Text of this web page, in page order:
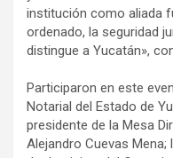
institución como aliada
ordenado, la seguridad
distingue a Yucatán»,
Participaron en este
Notarial del Estado de
presidente de la Mesa
Alejandro Cuevas Mena;